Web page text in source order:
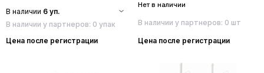
В наличии 6 уп.
В наличии у партнеров: 0 упак
Цена после регистрации
Нет в наличии
В наличии у партнеров: 0 шт
Цена после регистрации